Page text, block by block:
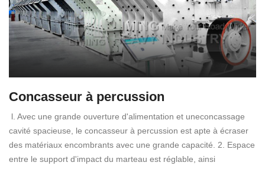
Concasseur à percussion
l. Avec une grande ouverture d'alimentation et uneconcassage
cavité spacieuse, le concasseur à percussion est apte à écraser
des matériaux encombrants avec une grande capacité. 2. Espace
entre le support d'impact du marteau est réglable, ainsi